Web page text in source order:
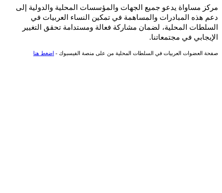
مركز مساواة يدعو جميع الجهات والمؤسسات المحلية والدولية إلى
دعم هذه المبادرات والمساهمة في تمكين النساء العربيات في
السلطات المحلية، لضمان مشاركة فعالة ومستدامة تحقق التغيير
الإيجابي في مجتمعاتنا.
صفحة العضوات العربيات في السلطات المحلية من على منصة الفيسبوك - اضغط هنا